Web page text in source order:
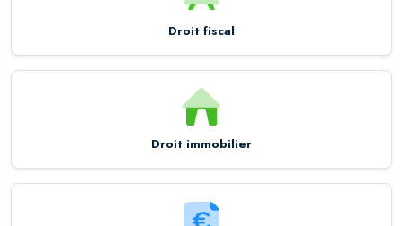
Droit fiscal
Droit immobilier